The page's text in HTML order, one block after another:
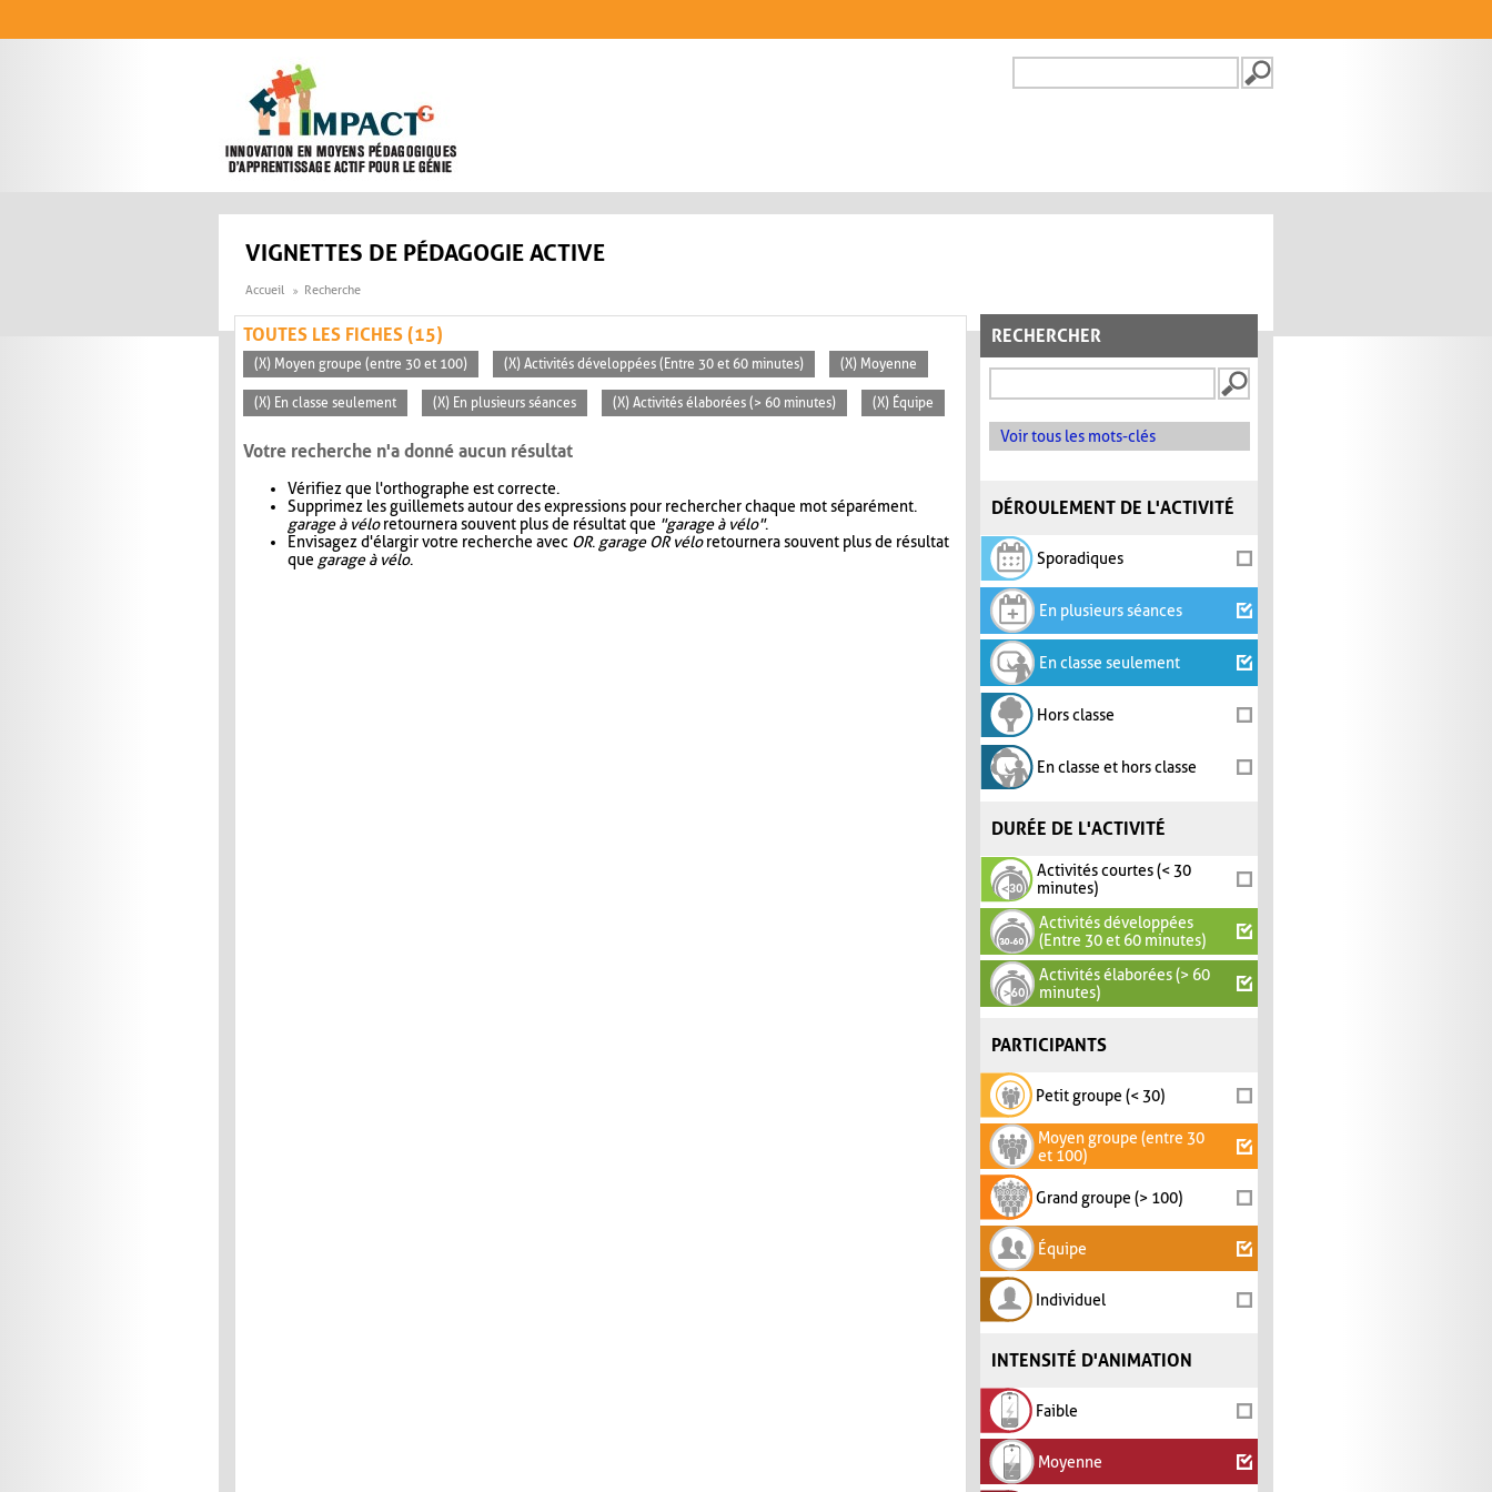
FORMULAIRE DE
VIGNETTES DE PÉDAGOGIE ACTIVE
Accueil Recherche
RECHERCHER
Voir tous les mots-clés
DÉROULEMENT DE L'ACTIVITÉ
Sporadiques
En plusieurs séances
En classe seulement
Hors classe
En classe et hors classe
DURÉE DE L'ACTIVITÉ
Activités courtes (< 30
minutes)
Activités développées
(Entre 30 et 60 minutes)
Activités élaborées (> 60
minutes)
PARTICIPANTS
Petit groupe (< 30)
Moyen groupe (entre 30
et 100)
Grand groupe (> 100)
Équipe
Individuel
INTENSITÉ D'ANIMATION
Faible
Moyenne
TOUTES LES FICHES (15)
(X) Moyen groupe (entre 30 et 100) (X) Activités développées (Entre 30 et 60 minutes) (X) Moyenne
(X) En classe seulement (X) En plusieurs séances (X) Activités élaborées (> 60 minutes) (X) Équipe
Votre recherche n'a donné aucun résultat
Vérifiez que l'orthographe est correcte.
Supprimez les guillemets autour des expressions pour rechercher chaque mot séparément.
garage à véloretournera souvent plus de résultat que "garage à vélo".
Envisagez d'élargir votre recherche avec OR. garage OR véloretournera souvent plus de résultat
que garage à vélo.